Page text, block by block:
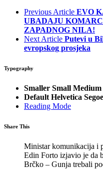
Previous Article EVO
UBADAJU
ZAPADNOG NILA!
Next Article Putevi u
evropskog prosjeka
Typography
Smaller Small Medium
Default Helvetica Segoe
Reading Mode
Share This
Ministar komunikacija i
Edin Forto izjavio je da
Brčko – Gunja trebali